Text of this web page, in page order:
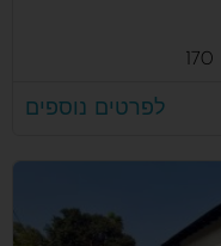
170
לפרטים נוספים